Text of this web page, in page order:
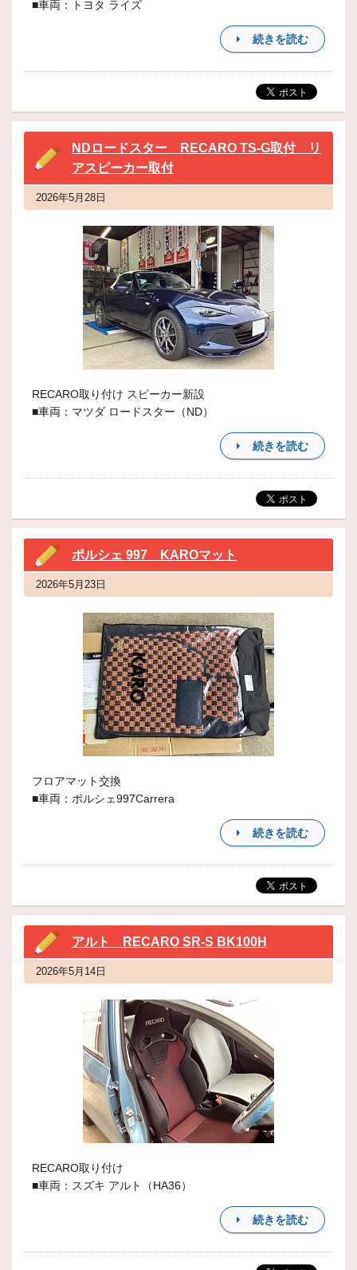
■車両：トヨタ ライズ
続きを読む
NDロードスター RECARO TS-G取付 リ
アスピーカー取付
2026年5月28日
RECARO取り付け スピーカー新設
■車両：マツダ ロードスター（ND）
続きを読む
ポルシェ 997 KAROマット
2026年5月23日
フロアマット交換
■車両：ポルシェ997Carrera
続きを読む
アルト RECARO SR-S BK100H
2026年5月14日
RECARO取り付け
■車両：スズキ アルト（HA36）
続きを読む